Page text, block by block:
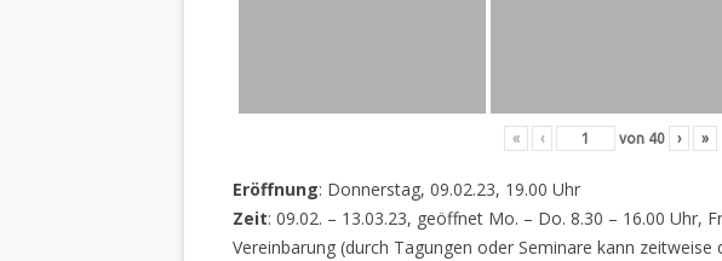
« ‹ von 40 › »
Eröffnung: Donnerstag, 09.02.23, 19.00 Uhr
Zeit: 09.02. – 13.03.23, geöffnet Mo. – Do. 8.30 – 16.00 Uhr,
Vereinbarung (durch Tagungen oder Seminare kann zeitweise